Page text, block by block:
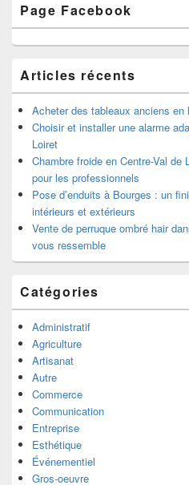
principale
de
widget
Page Facebook
Articles récents
Acheter des tableaux anciens
Choisir et installer une alarme
Loiret
Chambre froide en Centre-Val
pour les professionnels
Pose d’enduits à Bourges : un
intérieurs et extérieurs
Vente de perruque ombré hair
vous ressemble
Catégories
Administratif
Agriculture
Artisanat
Autre
Commerce
Communication
Entreprise
Esthétique
Événementiel
Gros-oeuvre